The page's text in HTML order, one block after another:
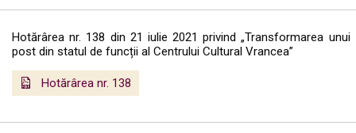
Hotărârea nr. 138 din 21 iulie 2021 privind „Transformarea unui
post din statul de funcții al Centrului Cultural Vrancea”
Hotărârea nr. 138